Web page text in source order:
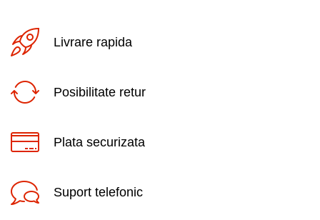
Livrare rapida
Posibilitate retur
Plata securizata
Suport telefonic